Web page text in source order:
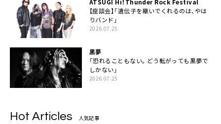
ATSUGI Hi！Thunder Rock Festival
【座談会】「遺伝子を継いでくれるのは、やは
りバンド」
2026.07.25
黒夢
「恐れることもない。どう転がっても黒夢で
しかない」
2026.07.25
Hot Articles 人気記事